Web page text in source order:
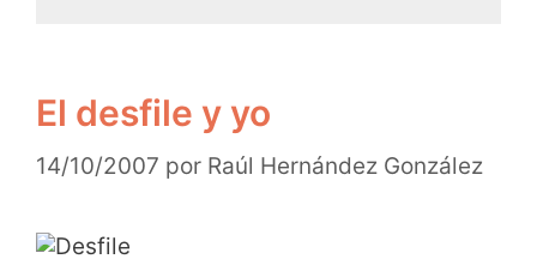
El desfile y yo
14/10/2007 por Raúl Hernández González